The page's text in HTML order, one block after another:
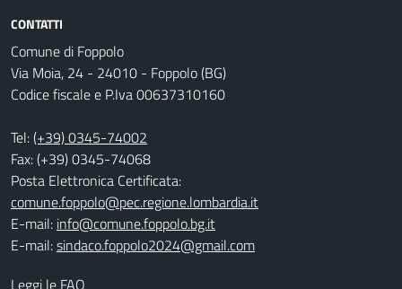
CONTATTI
Comune di Foppolo
Via Moia, 24 - 24010 - Foppolo (BG)
Codice fiscale e P.Iva 00637310160
Tel:(+39) 0345-74002
Fax: (+39) 0345-74068
Posta Elettronica Certificata:
comune.foppolo@pec.regione.lombardia.it
E-mail: info@comune.foppolo.bg.it
E-mail:sindaco.foppolo2024@gmail.com
Leggi le FAQ